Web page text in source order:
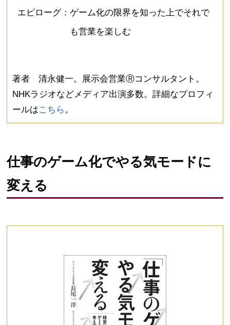
エピローグ：ゲーム化の限界を知った上でそれで
も営業を楽しむ
著者 清永健一。展示会営業Ⓡコンサルタント。
NHKラジオなどメディア出演多数。詳細なプロフィ
ールはこちら。
仕事のゲーム化でやる気モードに
変える